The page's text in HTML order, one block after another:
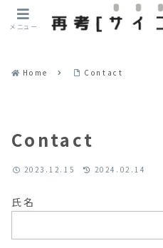
Home Contact
Contact
2023.12.15 2024.02.14
氏名
メニュー